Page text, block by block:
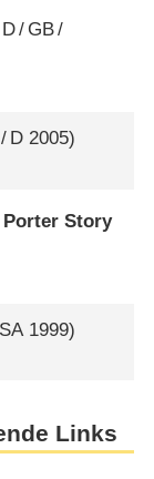
D/ GB/
/ D 2005)
Porter Story
1999)
Links